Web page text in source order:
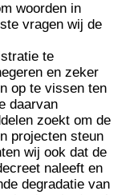
woorden in
vragen wij de
te
en zeker
op te vissen ten
daarvan
zoekt om de
projecten steun
wij ook dat de
naleeft en
degradatie van